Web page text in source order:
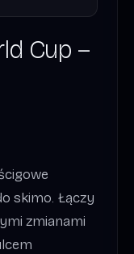
Cup –
skimo. Łączy
zmianami